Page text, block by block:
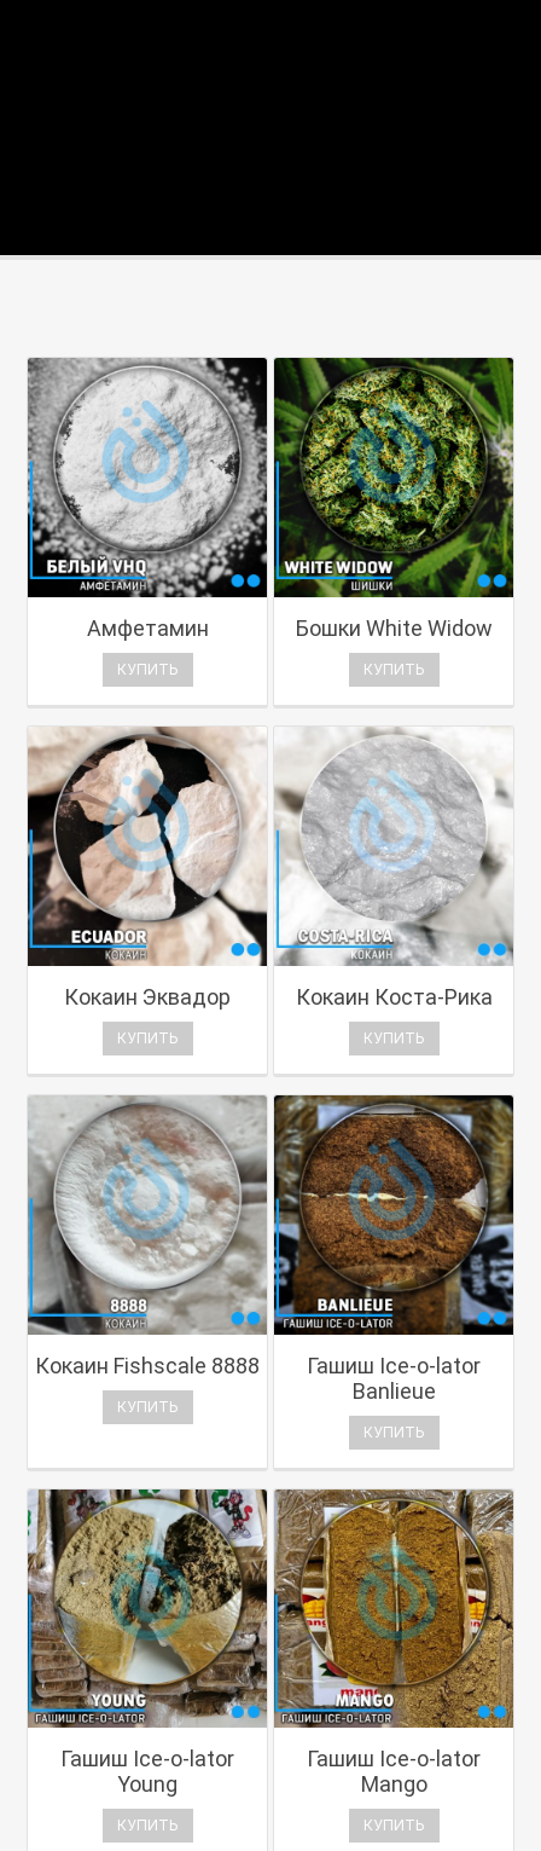
Амфетамин
КУПИТЬ
Бошки White Widow
КУПИТЬ
Кокаин Эквадор
КУПИТЬ
Кокаин Коста-Рика
КУПИТЬ
Кокаин Fishscale 8888
КУПИТЬ
Гашиш Ice-o-lator
Banlieue
КУПИТЬ
Гашиш Ice-o-lator
Young
КУПИТЬ
Гашиш Ice-o-lator
Mango
КУПИТЬ